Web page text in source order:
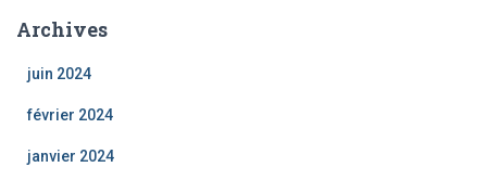
Archives
juin 2024
février 2024
janvier 2024